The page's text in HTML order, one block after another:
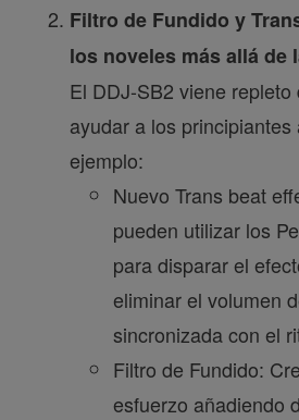
Filtro de Fundido y
los noveles más allá de
El DDJ-SB2 viene
ayudar a los
ejemplo:
Nuevo Trans beat
pueden utilizar los
para disparar el
eliminar el volumen
sincronizada con el
Filtro de Fundido:
esfuerzo añadiendo